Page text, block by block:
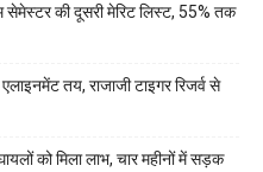
की दूसरी मेरिट लिस्ट, 55% तक
तय, राजाजी टाइगर रिजर्व से
को मिला लाभ, चार महीनों में सड़क